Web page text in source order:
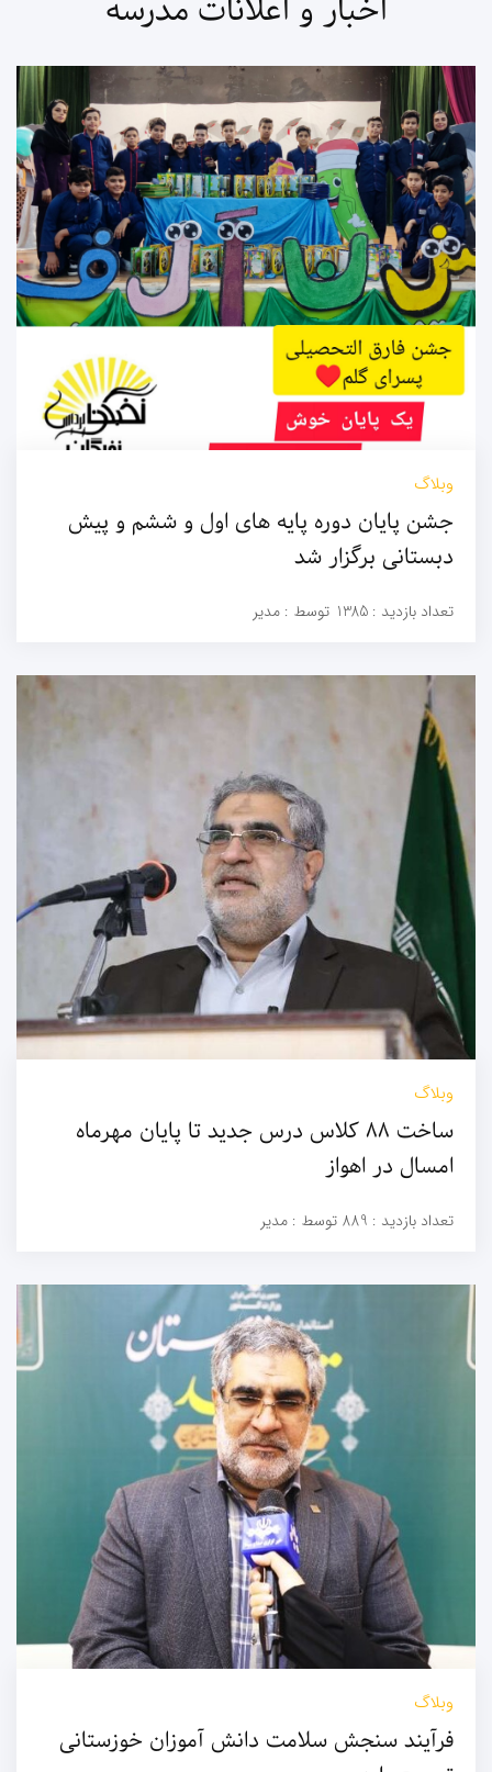
وبلاگ
جشن پایان دوره پایه های اول و ششم و پیش
دبستانی برگزار شد
تعداد بازدید : 1385 توسط : مدیر
وبلاگ
ساخت ۸۸ کلاس درس جدید تا پایان مهرماه
امسال در اهواز
تعداد بازدید : 889 توسط : مدیر
وبلاگ
فرآیند سنجش سلامت دانش آموزان خوزستانی